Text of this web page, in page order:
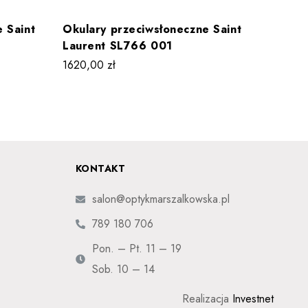
Saint
Okulary przeciwsłoneczne Saint
Laurent SL766 001
1620,00 zł
KONTAKT
salon@optykmarszalkowska.pl
789 180 706
Pon. – Pt. 11 – 19
Sob. 10 – 14
Realizacja Investnet